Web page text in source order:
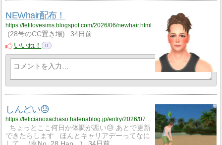
NEWhair配布！
https://felilovesims.blogspot.com/2026/06/newhair.html
28号のCC置き場
34日前
いいね！
0
しんどい😓
https://felicianoxachaso.hatenablog.jp/entry/2026/07/03/145302
ちょっとここ何日か体調が悪い😓 あとで更新
できたらします ほんとキャリアデーってなに